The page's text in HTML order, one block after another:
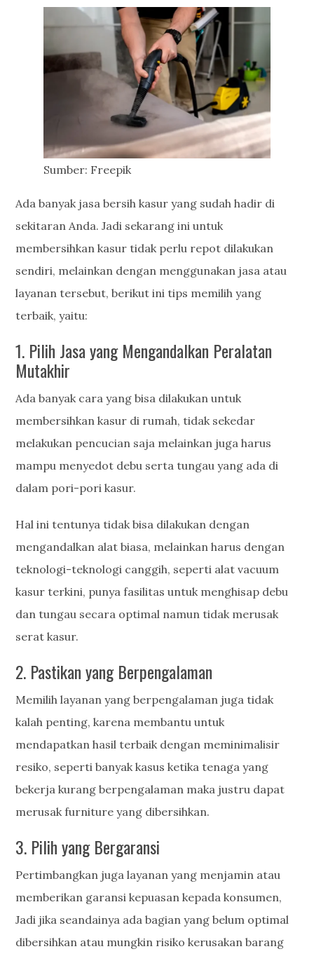
Sumber: Freepik
Ada banyak jasa bersih kasur yang sudah hadir di
sekitaran Anda. Jadi sekarang ini untuk
membersihkan kasur tidak perlu repot dilakukan
sendiri, melainkan dengan menggunakan jasa atau
layanan tersebut, berikut ini tips memilih yang
terbaik, yaitu:
1. Pilih Jasa yang Mengandalkan Peralatan
Mutakhir
Ada banyak cara yang bisa dilakukan untuk
membersihkan kasur di rumah, tidak sekedar
melakukan pencucian saja melainkan juga harus
mampu menyedot debu serta tungau yang ada di
dalam pori-pori kasur.
Hal ini tentunya tidak bisa dilakukan dengan
mengandalkan alat biasa, melainkan harus dengan
teknologi-teknologi canggih, seperti alat vacuum
kasur terkini, punya fasilitas untuk menghisap debu
dan tungau secara optimal namun tidak merusak
serat kasur.
2. Pastikan yang Berpengalaman
Memilih layanan yang berpengalaman juga tidak
kalah penting, karena membantu untuk
mendapatkan hasil terbaik dengan meminimalisir
resiko, seperti banyak kasus ketika tenaga yang
bekerja kurang berpengalaman maka justru dapat
merusak furniture yang dibersihkan.
3. Pilih yang Bergaransi
Pertimbangkan juga layanan yang menjamin atau
memberikan garansi kepuasan kepada konsumen,
Jadi jika seandainya ada bagian yang belum optimal
dibersihkan atau mungkin risiko kerusakan barang